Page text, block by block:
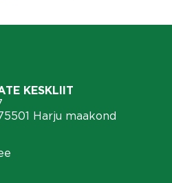
KESKLIIT
Harju maakond